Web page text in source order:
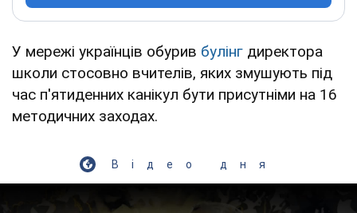
У мережі українців обурив булінг директора
школи стосовно вчителів, яких змушують під
час п'ятиденних канікул бути присутніми на 16
методичних заходах.
Відео дня